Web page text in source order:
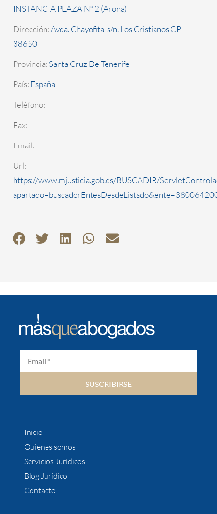
INSTANCIA PLAZA Nº 2 (Arona)
Dirección:Avda. Chayofita, s/n. Los Cristianos CP
38650
Provincia: Santa Cruz De Tenerife
País: España
Teléfono:
Fax:
Email:
Url:
https://www.mjusticia.gob.es/BUSCADIR/
SUSCRIBIRSE
Inicio
Quienes somos
Servicios Jurídicos
Blog Jurídico
Contacto